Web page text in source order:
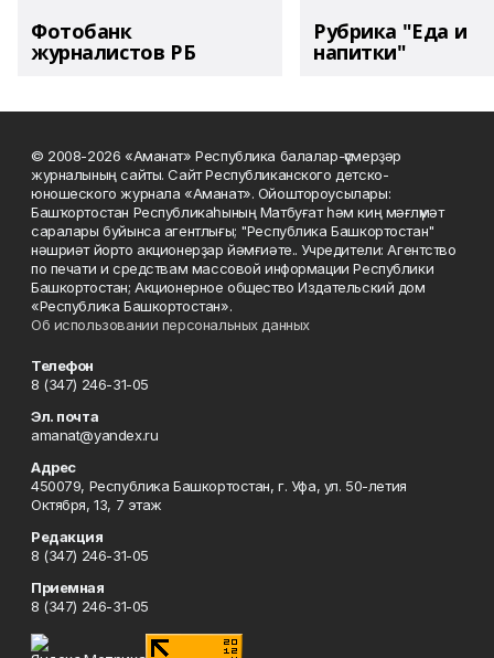
Фотобанк
журналистов РБ
Рубрика "Еда и
напитки"
© 2008-2026 «Аманат» Республика балалар-үҫмерҙәр
журналының сайты. Сайт Республиканского детско-
юношеского журнала «Аманат». Ойоштороусылары:
Башҡортостан Республикаһының Матбуғат һәм киң мәғлүмәт
саралары буйынса агентлығы; "Республика Башкортостан"
нәшриәт йорто акционерҙар йәмғиәте.. Учредители: Агентство
по печати и средствам массовой информации Республики
Башкортостан; Акционерное общество Издательский дом
«Республика Башкортостан».
Об использовании персональных данных
Телефон
8 (347) 246-31-05
Эл. почта
amanat@yandex.ru
Адрес
450079, Республика Башкортостан, г. Уфа, ул. 50-летия
Октября, 13, 7 этаж
Редакция
8 (347) 246-31-05
Приемная
8 (347) 246-31-05